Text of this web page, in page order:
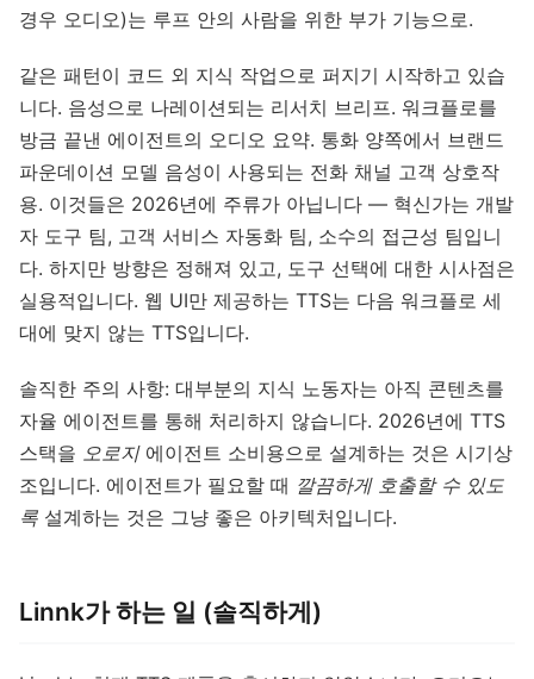
경우 오디오)는 루프 안의 사람을 위한 부가 기능으로.
같은 패턴이 코드 외 지식 작업으로 퍼지기 시작하고 있습
니다. 음성으로 나레이션되는 리서치 브리프. 워크플로를
방금 끝낸 에이전트의 오디오 요약. 통화 양쪽에서 브랜드
파운데이션 모델 음성이 사용되는 전화 채널 고객 상호작
용. 이것들은 2026년에 주류가 아닙니다 — 혁신가는 개발
자 도구 팀, 고객 서비스 자동화 팀, 소수의 접근성 팀입니
다. 하지만 방향은 정해져 있고, 도구 선택에 대한 시사점은
실용적입니다. 웹 UI만 제공하는 TTS는 다음 워크플로 세
대에 맞지 않는 TTS입니다.
솔직한 주의 사항: 대부분의 지식 노동자는 아직 콘텐츠를
자율 에이전트를 통해 처리하지 않습니다. 2026년에 TTS
스택을 오로지에이전트 소비용으로 설계하는 것은 시기상
조입니다. 에이전트가 필요할 때 깔끔하게 호출할 수 있도
록 설계하는 것은 그냥 좋은 아키텍처입니다.
Linnk가 하는 일 (솔직하게)